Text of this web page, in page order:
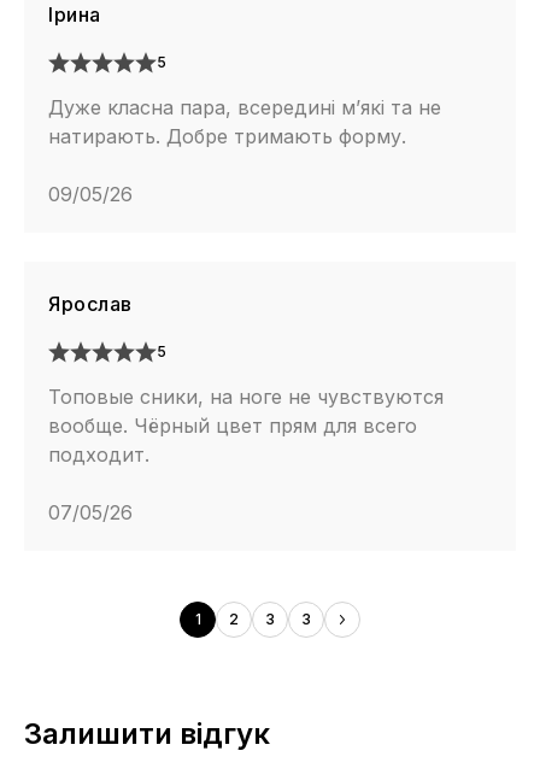
Ірина
5
Дуже класна пара, всередині м’які та не
натирають. Добре тримають форму.
09/05/26
Ярослав
5
Топовые сники, на ноге не чувствуются
вообще. Чёрный цвет прям для всего
подходит.
07/05/26
1 2 3 3
Залишити відгук